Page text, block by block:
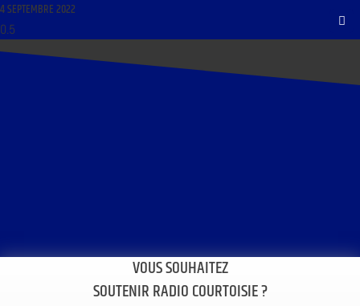
4 SEPTEMBRE 2022
VOUS SOUHAITEZ
SOUTENIR RADIO COURTOISIE ?